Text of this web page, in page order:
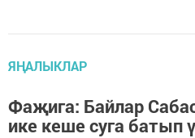
ЯҢАЛЫКЛАР
Фаҗига: Байлар
ике кеше суга батып